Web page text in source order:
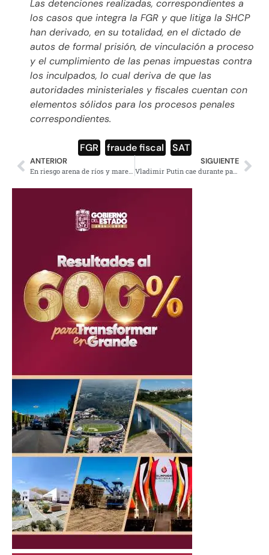
Las detenciones realizadas, correspondientes a
los casos que integra la FGR y que litiga la SHCP
han derivado, en su totalidad, en el dictado de
autos de formal prisión, de vinculación a proceso
y el cumplimiento de las penas impuestas contra
los inculpados, lo cual deriva de que las
autoridades ministeriales y fiscales cuentan con
elementos sólidos para los procesos penales
correspondientes.
FGR fraude fiscal SAT
ANTERIOR
En riesgo arena de ríos y mares, explotación mundial desmedida
SIGUIENTE
Vladimir Putin cae durante partido de hockey sobre hielo (VIDEO)